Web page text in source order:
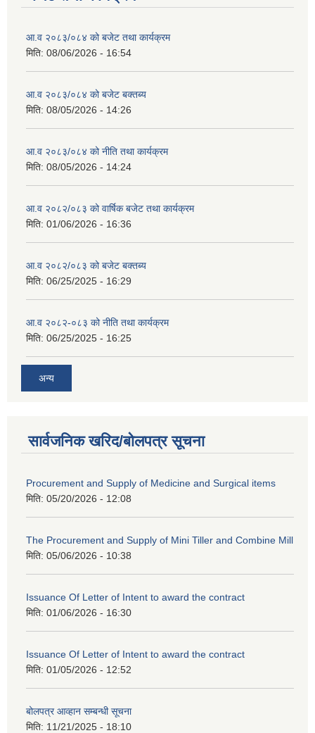
आ.व २०८३/०८४ को बजेट तथा कार्यक्रम
मिति: 08/06/2026 - 16:54
आ.व २०८३/०८४ को बजेट बक्तब्य
मिति: 08/05/2026 - 14:26
आ.व २०८३/०८४ को नीति तथा कार्यक्रम
मिति: 08/05/2026 - 14:24
आ.व २०८२/०८३ को वार्षिक बजेट तथा कार्यक्रम
मिति: 01/06/2026 - 16:36
आ.व २०८२/०८३ को बजेट बक्तब्य
मिति: 06/25/2025 - 16:29
आ.व २०८२-०८३ को नीति तथा कार्यक्रम
मिति: 06/25/2025 - 16:25
अन्य
सार्वजनिक खरिद/बोलपत्र सूचना
Procurement and Supply of Medicine and Surgical items
मिति: 05/20/2026 - 12:08
The Procurement and Supply of Mini Tiller and Combine Mill
मिति: 05/06/2026 - 10:38
Issuance Of Letter of Intent to award the contract
मिति: 01/06/2026 - 16:30
Issuance Of Letter of Intent to award the contract
मिति: 01/05/2026 - 12:52
बोलपत्र आव्हान सम्बन्धी सूचना
मिति: 11/21/2025 - 18:10